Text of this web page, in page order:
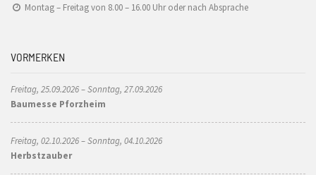
Montag – Freitag von 8.00 – 16.00 Uhr oder nach Absprache
VORMERKEN
Freitag, 25.09.2026 – Sonntag, 27.09.2026
Baumesse Pforzheim
Freitag, 02.10.2026 – Sonntag, 04.10.2026
Herbstzauber